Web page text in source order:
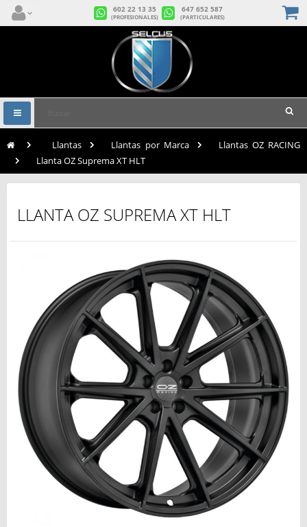
602 22 13 35
(PROFESIONALES)
647 652 587
(PARTICULARES)
Navegación
Toggle
Llantas Llantas por Marca
Llantas OZ RACING
Llanta OZ Suprema XT HLT
LLANTA OZ SUPREMA XT HLT